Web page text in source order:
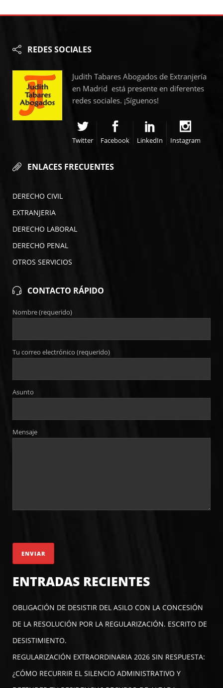
REDES SOCIALES
Judith Tabares Abogados de Extranjería
en Madrid está presente en diferentes
redes sociales. ¡Síguenos!
Twitter Facebook LinkedIn Instagram
ENLACES FRECUENTES
DERECHO CIVIL
EXTRANJERIA
DERECHO LABORAL
DERECHO PENAL
OTROS SERVICIOS
CONTACTO RÁPIDO
Nombre (requerido)
Tu correo electrónico (requerido)
Asunto
Mensaje
ENTRADAS RECIENTES
OBLIGACIÓN DE DESISTIR DEL ASILO CON LA CONCESIÓN
DE LA RESOLUCIÓN POR LA REGULARIZACIÓN. ESCRITO DE
DESISTIMIENTO.
REGULARIZACIÓN EXTRAORDINARIA 2026 SIN RESPUESTA:
¿CÓMO RECURRIR EL SILENCIO ADMINISTRATIVO Y